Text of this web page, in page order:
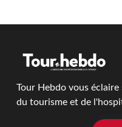
Tour Hebdo vous
du tourisme et de